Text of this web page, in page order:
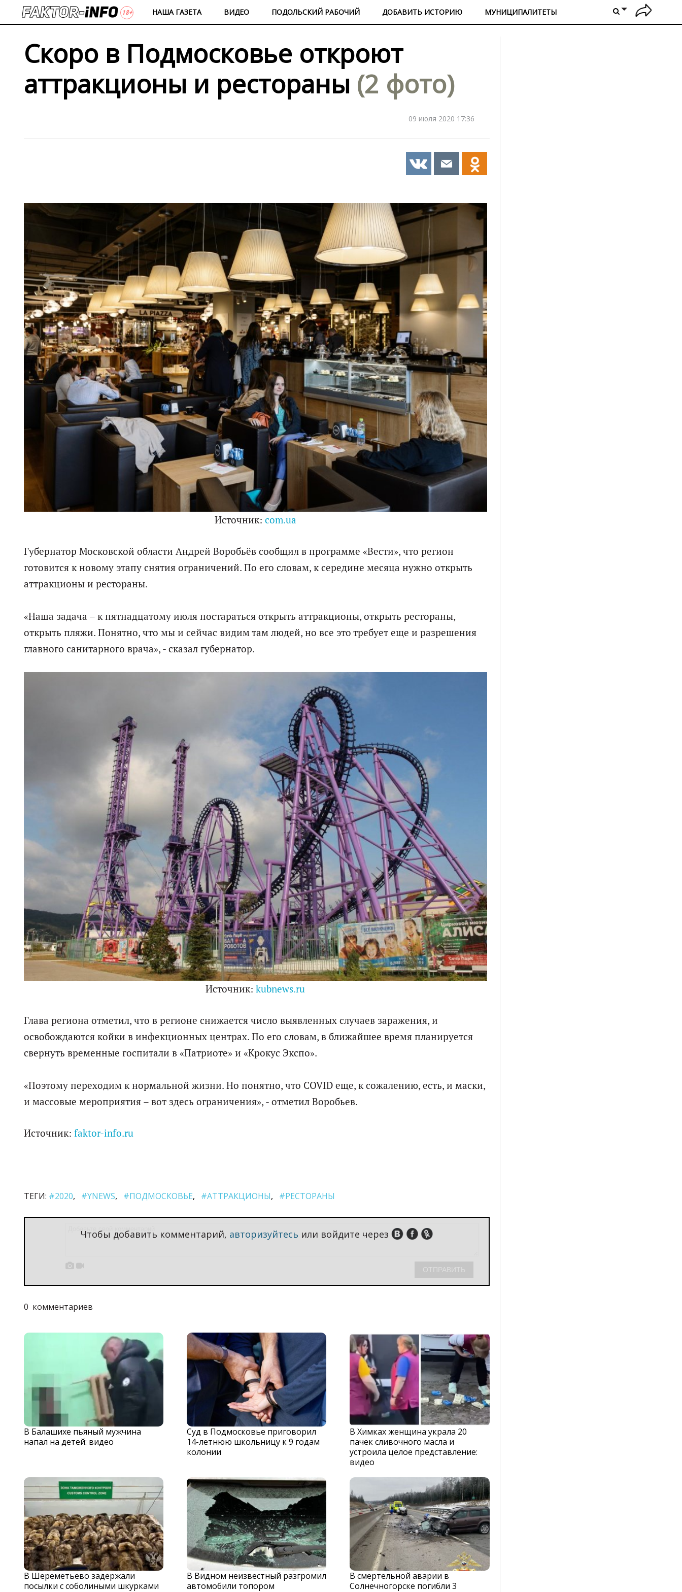
НАША ГАЗЕТА ВИДЕО ПОДОЛЬСКИЙ РАБОЧИЙ ДОБАВИТЬ ИСТОРИЮ МУНИЦИПАЛИТЕТЫ
Скоро в Подмосковье откроют
аттракционы и рестораны (2 фото)
09 июля 2020 17:36
Источник: com.ua
Губернатор Московской области Андрей Воробьёв сообщил в программе «Вести», что регион
готовится к новому этапу снятия ограничений. По его словам, к середине месяца нужно открыть
аттракционы и рестораны.
«Наша задача – к пятнадцатому июля постараться открыть аттракционы, открыть рестораны,
открыть пляжи. Понятно, что мы и сейчас видим там людей, но все это требует еще и разрешения
главного санитарного врача», - сказал губернатор.
Источник:kubnews.ru
Глава региона отметил, что в регионе снижается число выявленных случаев заражения, и
освобождаются койки в инфекционных центрах. По его словам, в ближайшее время планируется
свернуть временные госпитали в «Патриоте» и «Крокус Экспо».
«Поэтому переходим к нормальной жизни. Но понятно, что COVID еще, к сожалению, есть, и маски,
и массовые мероприятия – вот здесь ограничения», - отметил Воробьев.
Источник: faktor-info.ru
ТЕГИ: #2020 #YNEWS #ПОДМОСКОВЬЕ #АТТРАКЦИОНЫ #РЕСТОРАНЫ
Чтобы добавить комментарий, авторизуйтесь или войдите через
 
0 комментариев
В Балашихе пьяный мужчина
напал на детей: видео
Суд в Подмосковье приговорил
14-летнюю школьницу к 9 годам
колонии
В Химках женщина украла 20
пачек сливочного масла и
устроила целое представление:
видео
В Шереметьево задержали
посылки с соболиными шкурками
В Видном неизвестный разгромил
автомобили топором
В смертельной аварии в
Солнечногорске погибли 3